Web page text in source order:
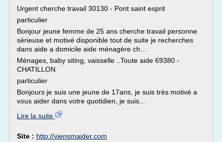
Urgent cherche travail 30130 - Pont saint esprit
particulier
Bonjour jeune femme de 25 ans cherche travail personne
sérieuse et motivé disponible tout de suite je recherches
dans aide a domicile aide ménagère ch...
Ménages, baby siting, vaisselle ..Toute aide 69380 -
CHATILLON
particulier
Bonjours je suis une jeune de 17ans, je suis très motivé a
vous aider dans votre quotidien, je suis...
Lire la suite
Site : http://viensmaider.com